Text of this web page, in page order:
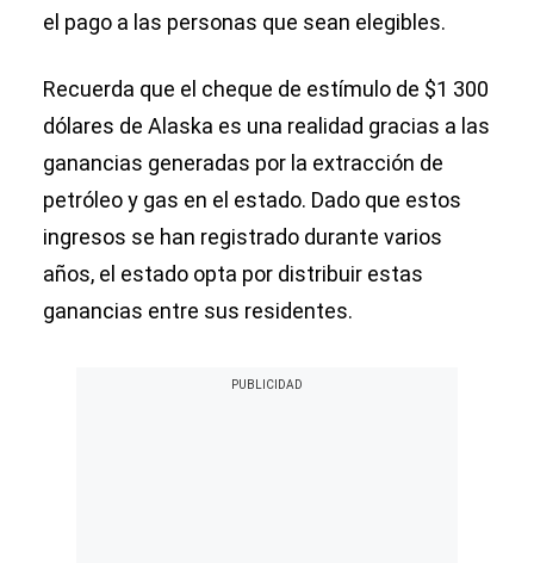
el pago a las personas que sean elegibles.
Recuerda que el cheque de estímulo de $1 300
dólares de Alaska es una realidad gracias a las
ganancias generadas por la extracción de
petróleo y gas en el estado. Dado que estos
ingresos se han registrado durante varios
años, el estado opta por distribuir estas
ganancias entre sus residentes.